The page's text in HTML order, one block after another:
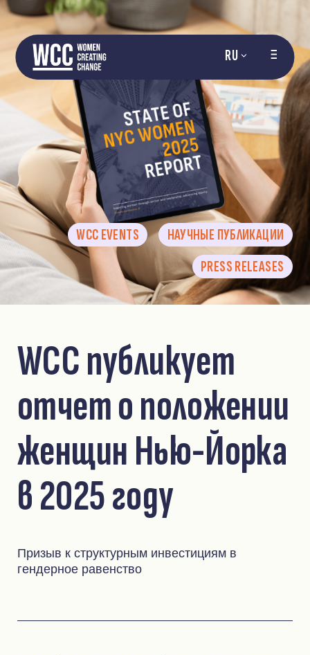
RU
WCC EVENTS
НАУЧНЫЕ ПУБЛИКАЦИИ
PRESS RELEASES
WCC публикует
отчет о положении
женщин Нью-Йорка
в 2025 году
Призыв к структурным инвестициям в
гендерное равенство